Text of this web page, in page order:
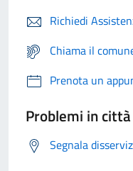
Richiedi
Chiama il
Prenota un
Problemi in città
Segnala